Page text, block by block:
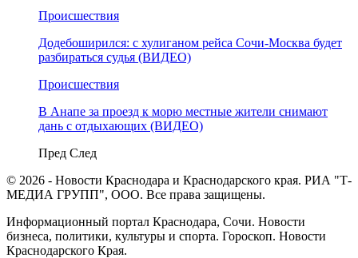
Происшествия
Додебоширился: с хулиганом рейса Сочи-Москва будет
разбираться судья (ВИДЕО)
Происшествия
В Анапе за проезд к морю местные жители снимают
дань с отдыхающих (ВИДЕО)
Пред След
© 2026 - Новости Краснодара и Краснодарского края. РИА "Т-
МЕДИА ГРУПП", ООО. Все права защищены.
Информационный портал Краснодара, Сочи. Новости
бизнеса, политики, культуры и спорта. Гороскоп. Новости
Краснодарского Края.